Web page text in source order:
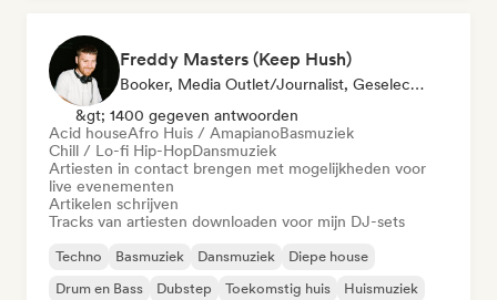
Freddy Masters (Keep Hush)
Booker, Media Outlet/Journalist, Geselecteerde DJ
&gt; 1400 gegeven antwoorden
Acid houseAfro Huis / AmapianoBasmuziek
Chill / Lo-fi Hip-HopDansmuziek
Artiesten in contact brengen met mogelijkheden voor
live evenementen
Artikelen schrijven
Tracks van artiesten downloaden voor mijn DJ-sets
Techno Basmuziek Dansmuziek
Diepe house
Drum en Bass
Dubstep Toekomstig huis Huismuziek